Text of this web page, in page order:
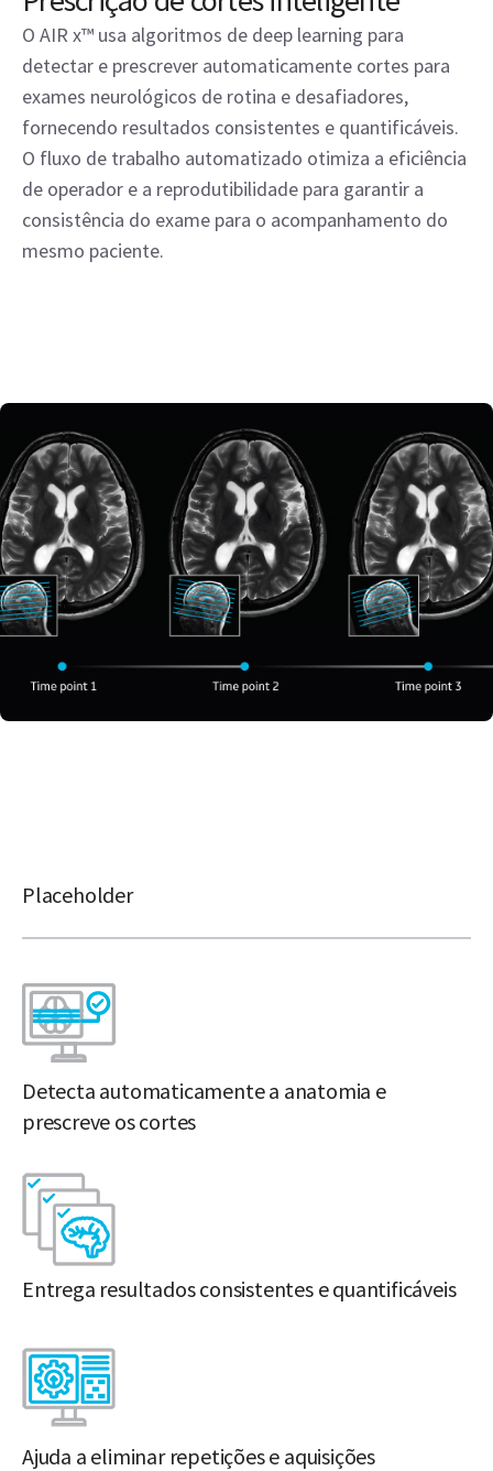
O AIR x™ usa algoritmos de deep learning para
detectar e prescrever automaticamente cortes para
exames neurológicos de rotina e desafiadores,
fornecendo resultados consistentes e quantificáveis.
O fluxo de trabalho automatizado otimiza a eficiência
de operador e a reprodutibilidade para garantir a
consistência do exame para o acompanhamento do
mesmo paciente.
Placeholder
Detecta automaticamente a anatomia e
prescreve os cortes
Entrega resultados consistentes e quantificáveis
Ajuda a eliminar repetições e aquisições